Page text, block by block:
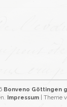
Bonveno Göttingen
Impressum | Theme